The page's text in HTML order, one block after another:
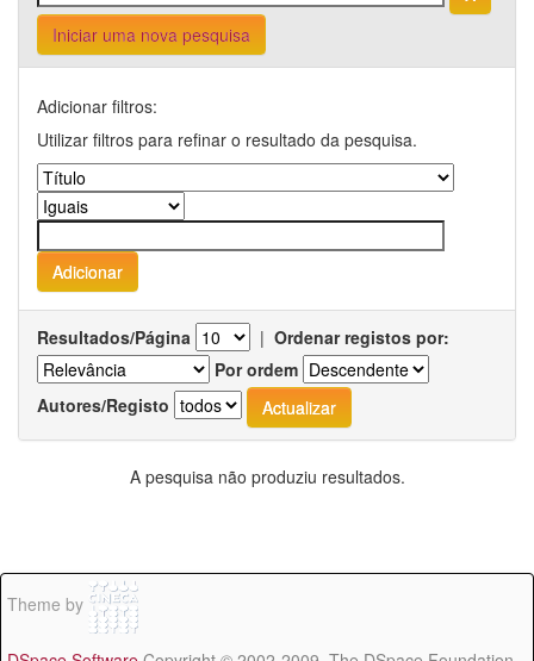
Iniciar uma nova pesquisa
Adicionar filtros:
Utilizar filtros para refinar o resultado da pesquisa.
Resultados/Página | Ordenar registos por:
Por ordem
Autores/Registo
A pesquisa não produziu resultados.
Theme by